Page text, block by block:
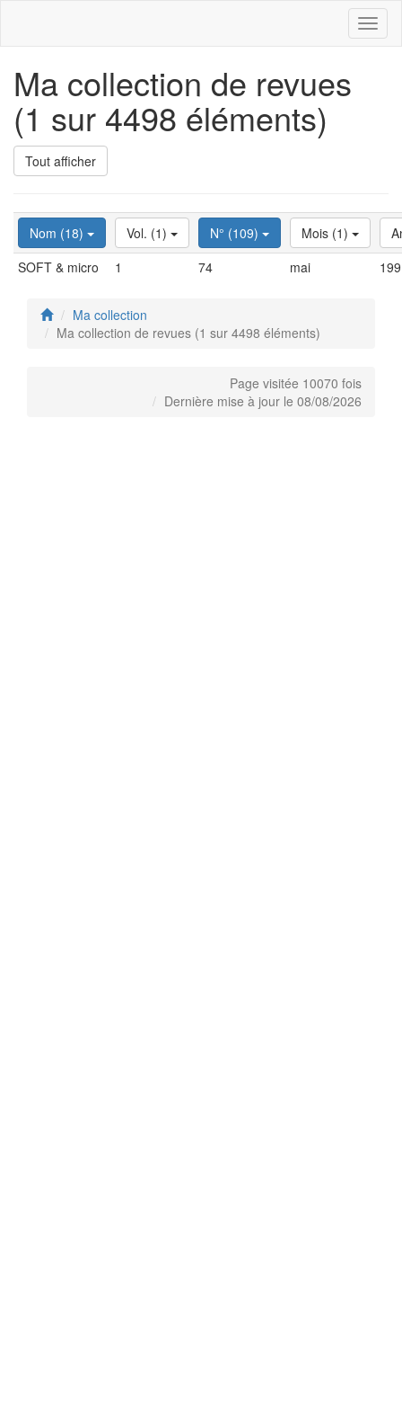
Ma collection de revues
(1 sur 4498 éléments)
Tout afficher
Nom (18) Vol. (1) N° (109) Mois (1)
SOFT & micro
1 74 mai
Ma collection
Ma collection de revues (1 sur 4498 éléments)
Page visitée 10070 fois
Dernière mise à jour le 08/08/2026